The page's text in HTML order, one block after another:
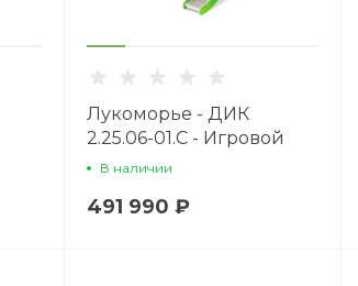
Лукоморье - ДИК
2.25.06-01.С - Игровой
комплекс H=1200
В наличии
491 990 ₽